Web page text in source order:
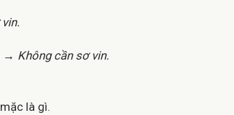
→ Không cần sơ vin.
là gì.